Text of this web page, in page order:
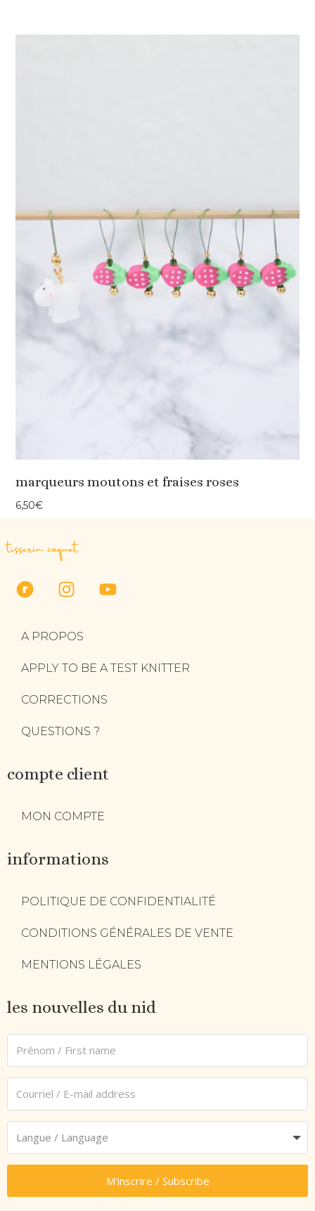
marqueurs moutons et fraises roses
6,50€
tisserin coquet
A PROPOS
APPLY TO BE A TEST KNITTER
CORRECTIONS
QUESTIONS ?
compte client
MON COMPTE
informations
POLITIQUE DE CONFIDENTIALITÉ
CONDITIONS GÉNÉRALES DE VENTE
MENTIONS LÉGALES
les nouvelles du nid
M'inscrire / Subscribe